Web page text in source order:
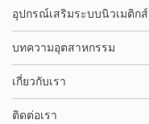
อุปกรณ์เสริมระบบนิวเมติกส์
บทความอุตสาหกรรม
เกี่ยวกับเรา
ติดต่อเรา